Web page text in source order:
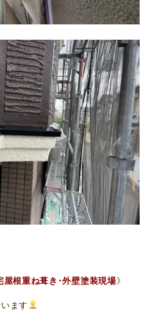
根重ね葺き･外壁塗装現場》
ます